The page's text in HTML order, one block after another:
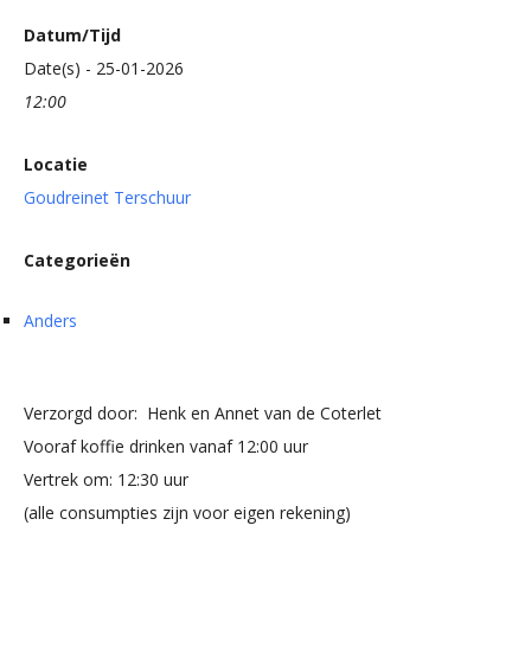
Datum/Tijd
Date(s) - 25-01-2026
12:00
Locatie
Goudreinet Terschuur
Categorieën
Anders
Verzorgd door: Henk en Annet van de Coterlet
Vooraf koffie drinken vanaf 12:00 uur
Vertrek om: 12:30 uur
(alle consumpties zijn voor eigen rekening)